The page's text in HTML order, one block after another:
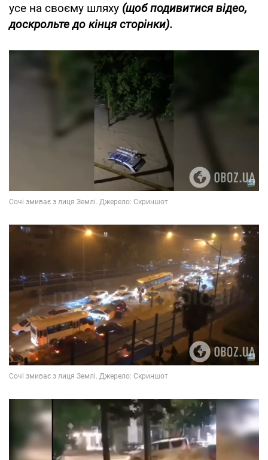
усе на своєму шляху (щоб подивитися відео,
доскрольте до кінця сторінки).